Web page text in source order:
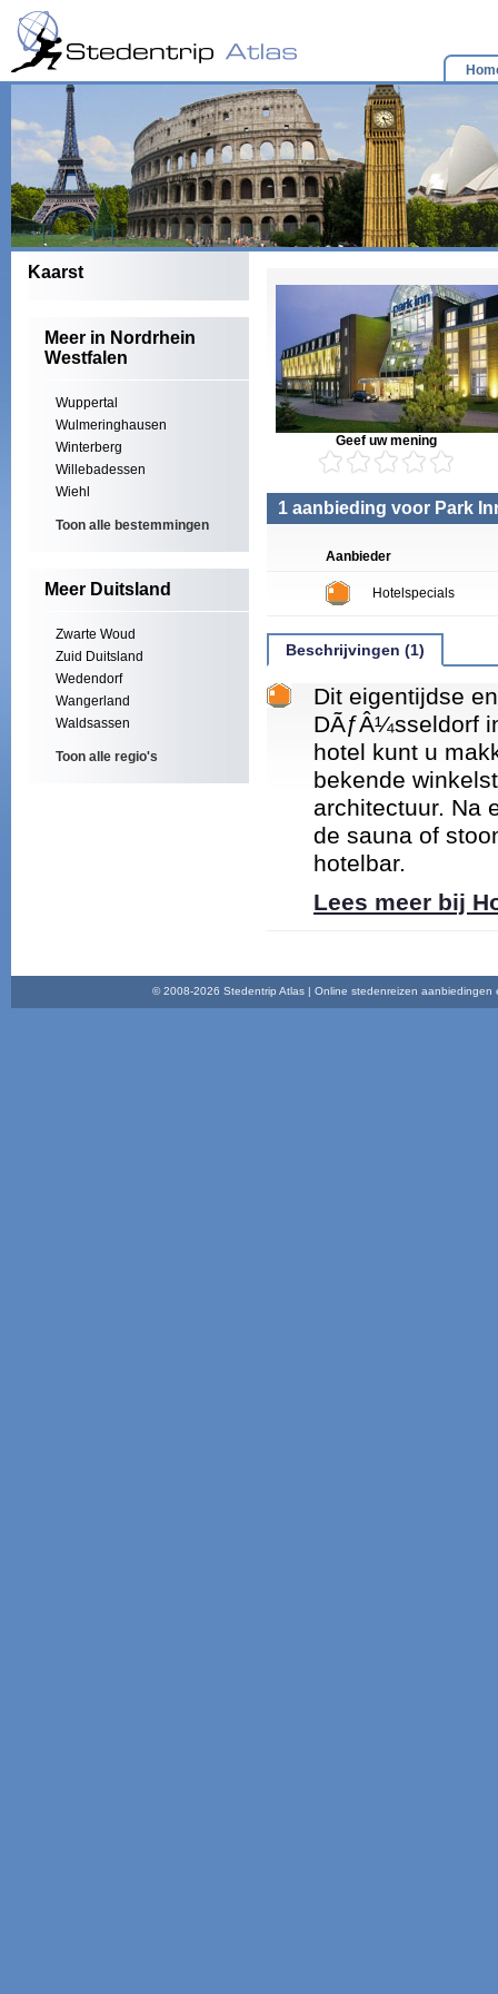
Kaarst
Meer in Nordrhein
Westfalen
Wuppertal
Wulmeringhausen
Winterberg
Willebadessen
Wiehl
Toon alle bestemmingen
Meer Duitsland
Zwarte Woud
Zuid Duitsland
Wedendorf
Wangerland
Waldsassen
Toon alle regio's
Geef uw mening
1 aanbieding voor Park
Aanbieder
Hotelspecials
Beschrijvingen (1)
Dit eigentijdse
DÃƒÂ¼sseldorf
hotel kunt u
bekende
architectuur. Na
de sauna of
hotelbar.
Lees meer bij
© 2008-2026 Stedentrip Atlas | Online stedenreizen